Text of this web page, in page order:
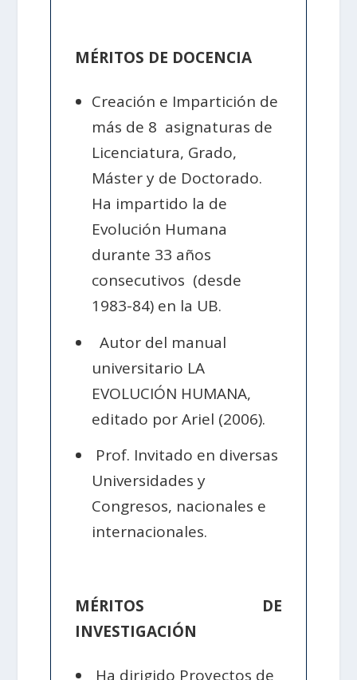
MÉRITOS DE DOCENCIA
Creación e Impartición de
más de 8 asignaturas de
Licenciatura, Grado,
Máster y de Doctorado.
Ha impartido la de
Evolución Humana
durante 33 años
consecutivos (desde
1983-84) en la UB.
Autor del manual
universitario LA
EVOLUCIÓN HUMANA,
editado por Ariel (2006).
Prof. Invitado en diversas
Universidades y
Congresos, nacionales e
internacionales.
MÉRITOS DE
INVESTIGACIÓN
Ha dirigido Proyectos de